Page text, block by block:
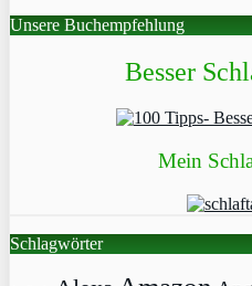
Unsere Buchempfehlung
Besser
Mein
Schlagwörter